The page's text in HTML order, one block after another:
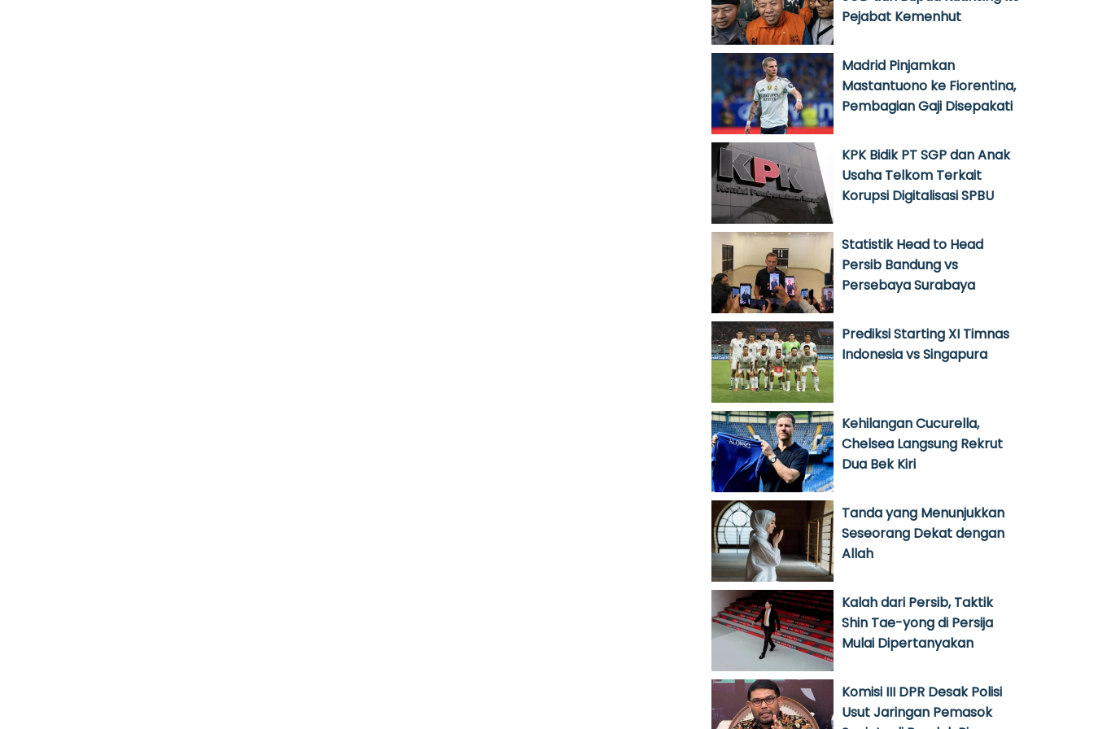
Pejabat Kemenhut
Madrid Pinjamkan
Mastantuono ke Fiorentina,
Pembagian Gaji Disepakati
KPK Bidik PT SGP dan Anak
Usaha Telkom Terkait
Korupsi Digitalisasi SPBU
Statistik Head to Head
Persib Bandung vs
Persebaya Surabaya
Prediksi Starting XI Timnas
Indonesia vs Singapura
Kehilangan Cucurella,
Chelsea Langsung Rekrut
Dua Bek Kiri
Tanda yang Menunjukkan
Seseorang Dekat dengan
Allah
Kalah dari Persib, Taktik
Shin Tae-yong di Persija
Mulai Dipertanyakan
Komisi III DPR Desak Polisi
Usut Jaringan Pemasok